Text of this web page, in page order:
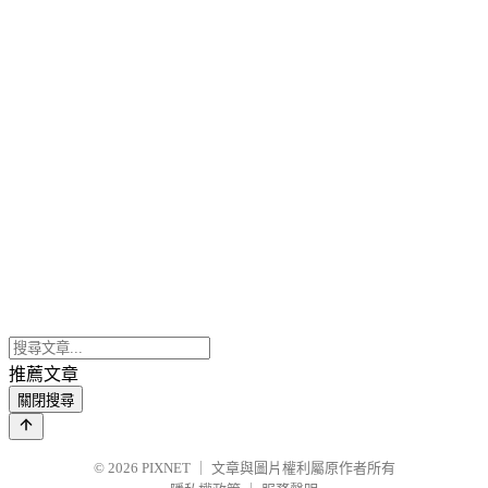
推薦文章
關閉搜尋
© 2026 PIXNET
文章與圖片權利屬原作者所有